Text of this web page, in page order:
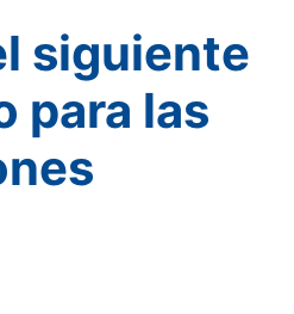
siguiente
para las